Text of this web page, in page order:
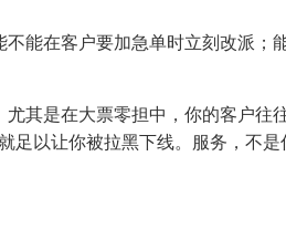
能在客户要加急单时立刻改派；
其是在大票零担中，你的客户往
足以让你被拉黑下线。服务，不是